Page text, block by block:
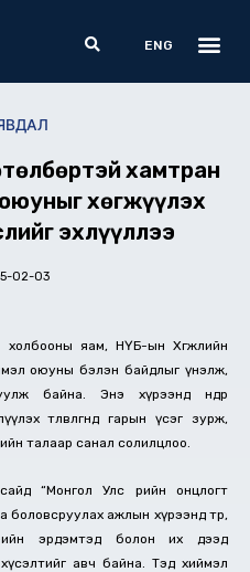
Search
ENG
хамтран
хөгжүүлэх
эхлүүллээ
02-03
холбооны яам, НҮБ-ын Хөгжлийн
оюуны бэлэн байдлыг үнэлж,
байна. Энэ хүрээнд өнөөдөр
төлөвлөгөөнд гарын үсэг зурж,
талаар санал солилцлоо.
“Монгол Улс өөрийн онцлогт
ажлын хүрээнд төр,
эрдэмтэд болон их дээд
авч байна. Тэд хиймэл